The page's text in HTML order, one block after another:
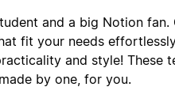
and a big Notion
fit your needs
and style! These
by one, for you.